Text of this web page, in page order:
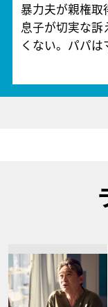
暴力夫が親権
息子が切実な訴
くない。パパ